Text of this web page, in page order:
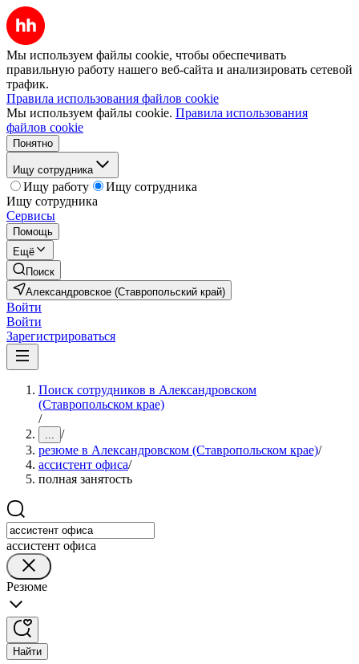
Мы используем файлы cookie, чтобы обеспечивать
правильную работу нашего веб-сайта и анализировать сетевой
трафик.
Правила использования файлов cookie
Мы используем файлы cookie. Правила использования
файлов cookie
Понятно
Ищу сотрудника
Ищу работу
Ищу сотрудника
Ищу сотрудника
Сервисы
Помощь
Ещё
Поиск
Александровское (Ставропольский край)
Войти
Войти
Зарегистрироваться
Поиск сотрудников в Александровском
(Ставропольском крае)
/
... /
резюме в Александровском (Ставропольском крае)/
ассистент офиса/
полная занятость
ассистент офиса
Резюме
Найти